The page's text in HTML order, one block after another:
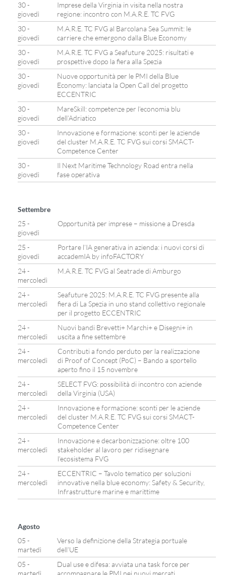
30 -
giovedì
Imprese della Virginia in visita nella nostra
regione: incontro con M.A.R.E. TC FVG
30 -
giovedì
M.A.R.E. TC FVG al Barcolana Sea Summit: le
carriere che emergono dalla Blue Economy
30 -
giovedì
M.A.R.E. TC FVG a Seafuture 2025: risultati e
prospettive dopo la fiera alla Spezia
30 -
giovedì
Nuove opportunità per le PMI della Blue
Economy: lanciata la Open Call del progetto
ECCENTRIC
30 -
giovedì
MareSkill: competenze per l’economia blu
dell’Adriatico
30 -
giovedì
Innovazione e formazione: sconti per le aziende
del cluster M.A.R.E. TC FVG sui corsi SMACT-
Competence Center
30 -
giovedì
Il Next Maritime Technology Road entra nella
fase operativa
Settembre
25 -
giovedì
Opportunità per imprese – missione a Dresda
25 -
giovedì
Portare l’IA generativa in azienda: i nuovi corsi di
accademIA by infoFACTORY
24 -
mercoledì
M.A.R.E. TC FVG al Seatrade di Amburgo
24 -
mercoledì
Seafuture 2025: M.A.R.E. TC FVG presente alla
fiera di La Spezia in uno stand collettivo regionale
per il progetto ECCENTRIC
24 -
mercoledì
Nuovi bandi Brevetti+ Marchi+ e Disegni+ in
uscita a fine settembre
24 -
mercoledì
Contributi a fondo perduto per la realizzazione
di Proof of Concept (PoC) – Bando a sportello
aperto fino il 15 novembre
24 -
mercoledì
SELECT FVG: possibilità di incontro con aziende
della Virginia (USA)
24 -
mercoledì
Innovazione e formazione: sconti per le aziende
del cluster M.A.R.E. TC FVG sui corsi SMACT-
Competence Center
24 -
mercoledì
Innovazione e decarbonizzazione: oltre 100
stakeholder al lavoro per ridisegnare
l’ecosistema FVG
24 -
mercoledì
ECCENTRIC – Tavolo tematico per soluzioni
innovative nella blue economy: Safety & Security,
Infrastrutture marine e marittime
Agosto
05 -
martedì
Verso la definizione della Strategia portuale
dell’UE
05 -
martedì
Dual use e difesa: avviata una task force per
accompagnare le PMI nei nuovi mercati